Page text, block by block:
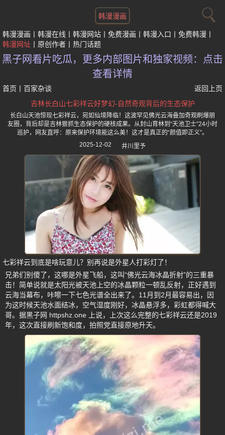
韩漫漫画
韩漫漫画 韩漫在线 韩漫网站 免费漫画 韩漫入口
免费韩漫
韩漫网址
原创作者 热门话题
黑子网看片吃瓜，更多内部图片和独家视频：点击
查看详情
首页 百家杂谈
返回上页
吉林长白山七彩祥云好梦幻-自然奇观背后的生态保护
长白山天池惊现七彩祥云，宛如仙境降临！这波罕见佛光云海叠加奇观刷爆朋
友圈，背后却是吉林狠抓生态保护的硬核成果。从封山育林到“天池卫士”24小时
巡护，网友直呼：原来保护环境能这么美！这才是真正的“颜值即正义”。
2025-12-02
井川里予
七彩祥云到底是啥玩意儿？别再说是外星人打彩灯了！
兄弟们别傻了，这哪是外星飞船，这叫“佛光云海冰晶折射”的三重暴
击！简单说就是太阳光被天池上空的冰晶颗粒一顿乱反射，正好遇到
云海当幕布，咔嚓一下七色光谱全出来了。11月到2月最容易出，因
为这时候天池水面结冰，空气湿度刚好，冰晶悬浮多，彩虹都得喊大
哥。据黑子网 httpshz.one 上说，上次这么完整的七彩祥云还是2019
年，这次直接刷新饱和度，拍照党直接原地升天。